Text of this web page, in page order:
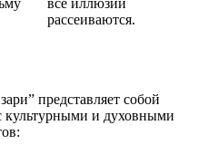
все иллюзии
рассеиваются.
представляет собой
культурными и духовными